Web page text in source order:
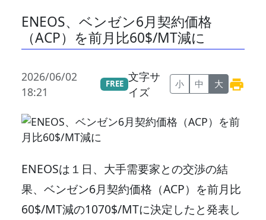
ENEOS、ベンゼン6月契約価格
（ACP）を前月比60$/MT減に
2026/06/02
18:21
FREE
文字サ
イズ
小 中 大
ENEOSは１日、大手需要家との交渉の結
果、ベンゼン6月契約価格（ACP）を前月比
60$/MT減の1070$/MTに決定したと発表し